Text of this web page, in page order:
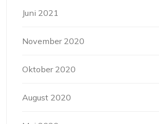
Juni 2021
November 2020
Oktober 2020
August 2020